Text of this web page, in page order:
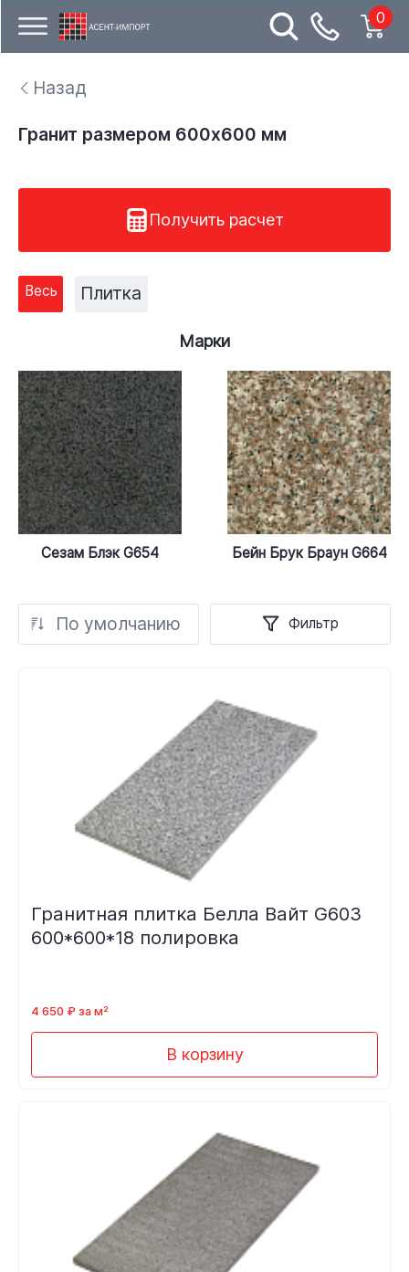
0
Назад
Гранит размером 600x600 мм
Получить расчет
Весь Плитка
Марки
Сезам Блэк G654 Бейн Брук Браун G664
По умолчанию Фильтр
Гранитная плитка Белла Вайт G603
600*600*18 полировка
4 650 ₽ за м²
В корзину